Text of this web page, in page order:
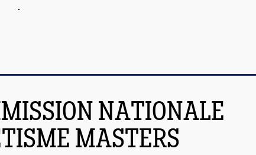
NATIONALE
MASTERS